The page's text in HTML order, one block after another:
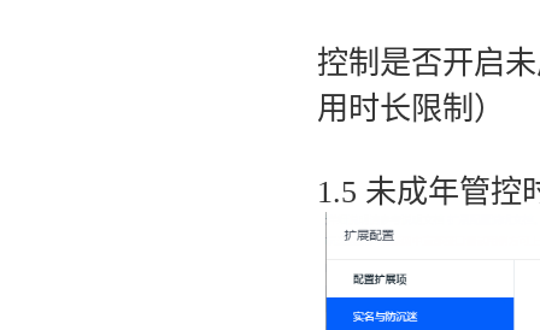
控制是否开启
用时长限制）
1.5 未成年管控